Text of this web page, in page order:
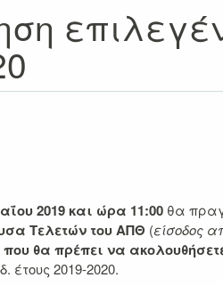
2019 και ώρα 11:00 θα
Τελετών του ΑΠΘ (είσοδος
θα πρέπει να
2019-2020.